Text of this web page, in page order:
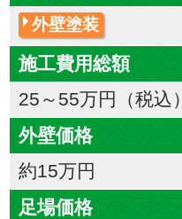
外壁塗装
施工費用総額
25～55万円（税込）
外壁価格
約15万円
足場価格